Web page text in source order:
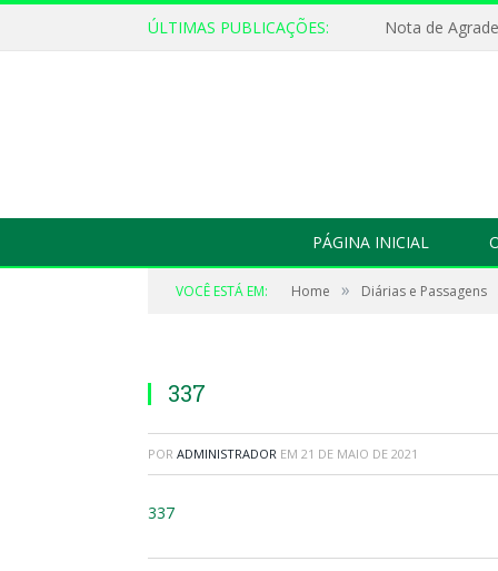
ÚLTIMAS PUBLICAÇÕES: Nota de
PÁGINA INICIAL
VOCÊ ESTÁ EM: Home » Diárias e Passagens
337
POR ADMINISTRADOR EM 21 DE MAIO DE 2021
337